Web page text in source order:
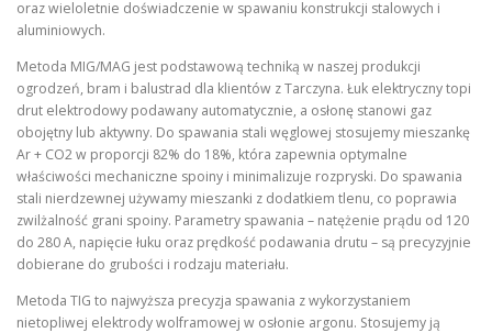
oraz wieloletnie doświadczenie w spawaniu konstrukcji stalowych i
aluminiowych.
Metoda MIG/MAG jest podstawową techniką w naszej produkcji
ogrodzeń, bram i balustrad dla klientów z Tarczyna. Łuk elektryczny topi
drut elektrodowy podawany automatycznie, a osłonę stanowi gaz
obojętny lub aktywny. Do spawania stali węglowej stosujemy mieszankę
Ar + CO2 w proporcji 82% do 18%, która zapewnia optymalne
właściwości mechaniczne spoiny i minimalizuje rozpryski. Do spawania
stali nierdzewnej używamy mieszanki z dodatkiem tlenu, co poprawia
zwilżalność grani spoiny. Parametry spawania – natężenie prądu od 120
do 280 A, napięcie łuku oraz prędkość podawania drutu – są precyzyjnie
dobierane do grubości i rodzaju materiału.
Metoda TIG to najwyższa precyzja spawania z wykorzystaniem
nietopliwej elektrody wolframowej w osłonie argonu. Stosujemy ją